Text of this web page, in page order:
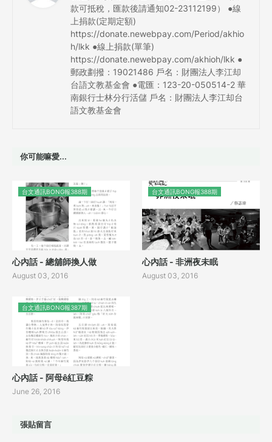
款可抵稅，匯款後請通知02-23112199） ●線
上捐款(定期定額)
https://donate.newebpay.com/Period/akhio
h/lkk ●線上捐款(單筆)
https://donate.newebpay.com/akhioh/lkk ●
郵政劃撥：19021486 戶名：財團法人李江却
台語文教基金會 ●電匯：123-20-050514-2 華
南銀行士林分行活儲 戶名：財團法人李江却台
語文教基金會
你可能嘛愛...
台文通訊BONG報388期
心內話 - 總舖師換人做
August 03, 2016
台文通訊BONG報388期
心內話 - 非洲夜未眠
August 03, 2016
台文通訊BONG報387期
心內話 - 阿母ê紅豆粽
June 26, 2016
張貼留言